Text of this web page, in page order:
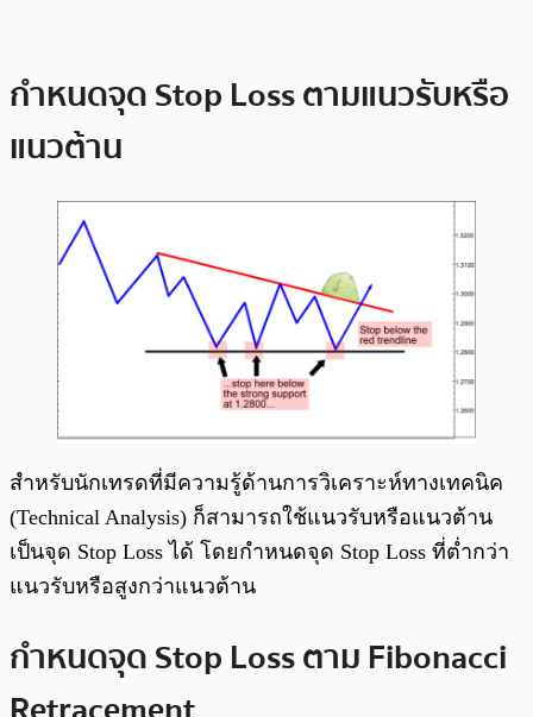
กำหนดจุด Stop Loss ตามแนวรับหรือ
แนวต้าน
สำหรับนักเทรดที่มีความรู้ด้านการวิเคราะห์ทางเทคนิค
(Technical Analysis) ก็สามารถใช้แนวรับหรือแนวต้าน
เป็นจุด Stop Loss ได้ โดยกำหนดจุด Stop Loss ที่ต่ำกว่า
แนวรับหรือสูงกว่าแนวต้าน
กำหนดจุด Stop Loss ตาม Fibonacci